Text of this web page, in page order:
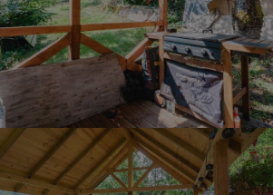
Intenteu modificar la destinació.
trobi la seva brúixola torna.